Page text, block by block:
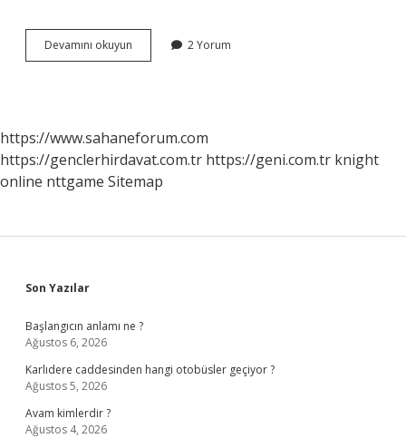
Devamını okuyun
Transmitter
2 Yorum
https://www.sahaneforum.com
https://genclerhirdavat.com.tr https://geni.com.tr knight
online nttgame Sitemap
Sidebar
Son Yazılar
Başlangıcın anlamı ne ?
Ağustos 6, 2026
Karlıdere caddesinden hangi otobüsler geçiyor ?
Ağustos 5, 2026
Avam kimlerdir ?
Ağustos 4, 2026